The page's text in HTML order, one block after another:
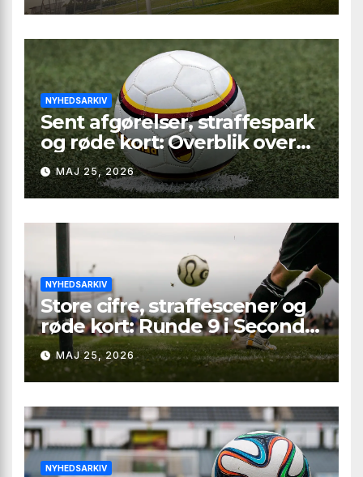
NYHEDSARKIV
Sent afgørelser, straffespark
og røde kort: Overblik over
Second League – Group 2,
runde 9
MAJ 25, 2026
NYHEDSARKIV
Store cifre, straffescener og
røde kort: Runde 9 i Second
League – Group 1
MAJ 25, 2026
NYHEDSARKIV